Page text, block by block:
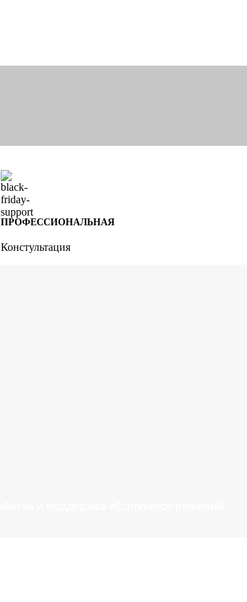
ПРОФЕССИОНАЛЬНАЯ
Констультация